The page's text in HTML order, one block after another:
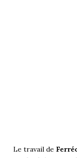
Le travail de